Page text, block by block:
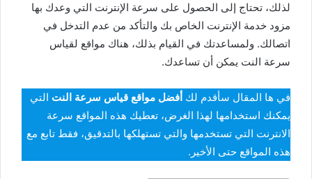
لذلك، تحتاج إلى الحصول على سرعة الإنترنت التي وعدك بها
مزود خدمة الإنترنت الخاص بك والتأكد من عدم التدخل في
اتصالك. ولمساعدتك في القيام بذلك، هناك مواقع لقياس
سرعة النت يمكن أن تساعدك.
في ها المقال سأقدم لك أفضل مواقع قياس سرعة النت التي
يمكنك استخدامها لهذا الغرض، تعطيك هذه المواقع سرعة
الانترنت التي تستخدمها والتي تستهلكها بالتدقيق، فقط تابع مع
هذه المواقع حتى الأخير.